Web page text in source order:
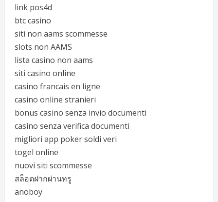
link pos4d
btc casino
siti non aams scommesse
slots non AAMS
lista casino non aams
siti casino online
casino francais en ligne
casino online stranieri
bonus casino senza invio documenti
casino senza verifica documenti
migliori app poker soldi veri
togel online
nuovi siti scommesse
สล็อตฝากผ่านทรู
anoboy